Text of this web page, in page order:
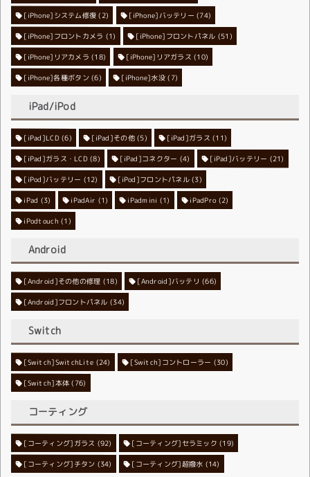
[iPhone]システム修復 (2) [iPhone]バッテリー (74)
[iPhone]フロントカメラ (1) [iPhone]フロントパネル (51)
[iPhone]リアカメラ (18) [iPhone]リアガラス (10)
[iPhone]各種ボタン (6) [iPhone]水没 (7)
iPad/iPod
[iPad]LCD(6) [iPad]その他 (5) [iPad]ガラス (11)
[iPad]ガラス・LCD(8) [iPad]コネクター (4) [iPad]バッテリー (21)
[iPod]バッテリー (12) [iPod]フロントパネル(3)
iPad (3) iPadAir (1) iPadmini (1) iPadPro(2)
iPodtouch (1)
Android
[Android]その他の修理 (18) [Android]バッテリ (66)
[Android]フロントパネル (34)
Switch
[Switch]SwitchLite (24) [Switch]コントローラー (30)
[Switch]本体 (76)
コーティング
[コーティング]ガラス (92) [コーティング]セラミック (19)
[コーティング]チタン (34) [コーティング]超撥水 (14)